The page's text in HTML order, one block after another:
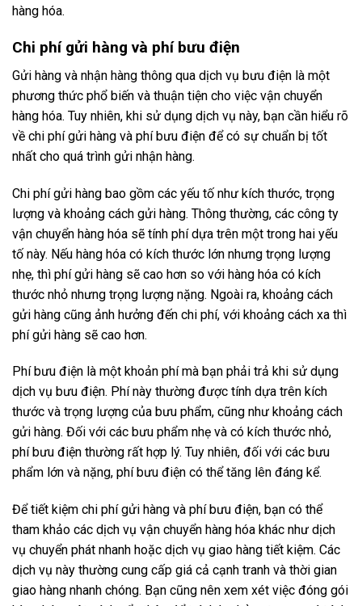
hàng hóa.
Chi phí gửi hàng và phí bưu điện
Gửi hàng và nhận hàng thông qua dịch vụ bưu điện là một
phương thức phổ biến và thuận tiện cho việc vận chuyển
hàng hóa. Tuy nhiên, khi sử dụng dịch vụ này, bạn cần hiểu rõ
về chi phí gửi hàng và phí bưu điện để có sự chuẩn bị tốt
nhất cho quá trình gửi nhận hàng.
Chi phí gửi hàng bao gồm các yếu tố như kích thước, trọng
lượng và khoảng cách gửi hàng. Thông thường, các công ty
vận chuyển hàng hóa sẽ tính phí dựa trên một trong hai yếu
tố này. Nếu hàng hóa có kích thước lớn nhưng trọng lượng
nhẹ, thì phí gửi hàng sẽ cao hơn so với hàng hóa có kích
thước nhỏ nhưng trọng lượng nặng. Ngoài ra, khoảng cách
gửi hàng cũng ảnh hưởng đến chi phí, với khoảng cách xa thì
phí gửi hàng sẽ cao hơn.
Phí bưu điện là một khoản phí mà bạn phải trả khi sử dụng
dịch vụ bưu điện. Phí này thường được tính dựa trên kích
thước và trọng lượng của bưu phẩm, cũng như khoảng cách
gửi hàng. Đối với các bưu phẩm nhẹ và có kích thước nhỏ,
phí bưu điện thường rất hợp lý. Tuy nhiên, đối với các bưu
phẩm lớn và nặng, phí bưu điện có thể tăng lên đáng kể.
Để tiết kiệm chi phí gửi hàng và phí bưu điện, bạn có thể
tham khảo các dịch vụ vận chuyển hàng hóa khác như dịch
vụ chuyển phát nhanh hoặc dịch vụ giao hàng tiết kiệm. Các
dịch vụ này thường cung cấp giá cả cạnh tranh và thời gian
giao hàng nhanh chóng. Bạn cũng nên xem xét việc đóng gói